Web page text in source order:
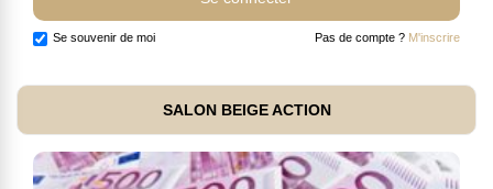
Se souvenir de moi Pas de compte ? M'inscrire
SALON BEIGE ACTION